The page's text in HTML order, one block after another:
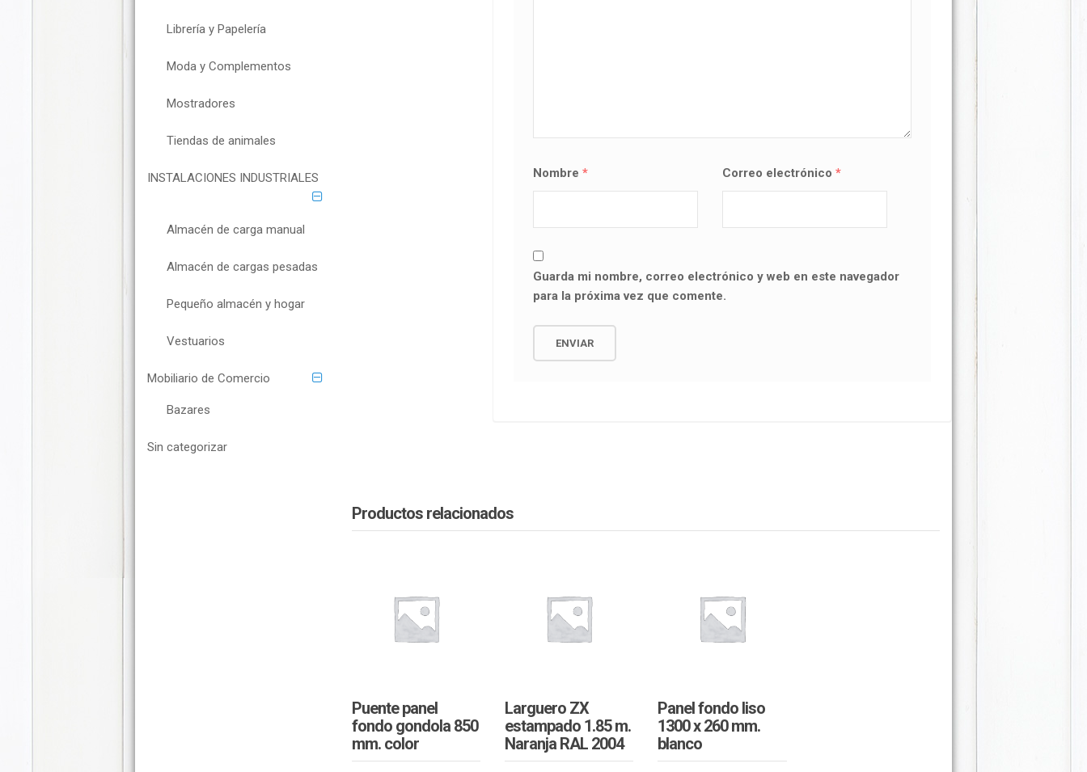
Nombre* Correo electrónico *
Guarda mi nombre, correo electrónico y web en este navegador
para la próxima vez que comente.
Productos relacionados
Puente panel
fondo gondola 850
mm. color
Larguero ZX
estampado 1.85 m.
Naranja RAL 2004
Panel fondo liso
1300 x 260 mm.
blanco
Librería y Papelería
Moda y Complementos
Mostradores
Tiendas de animales
INSTALACIONES INDUSTRIALES
Almacén de carga manual
Almacén de cargas pesadas
Pequeño almacén y hogar
Vestuarios
Mobiliario de Comercio
Bazares
Sin categorizar